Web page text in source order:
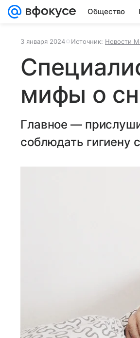
Общество
3 января 2024 Источник: Новости
мифы о
Главное —
соблюдать гигиену